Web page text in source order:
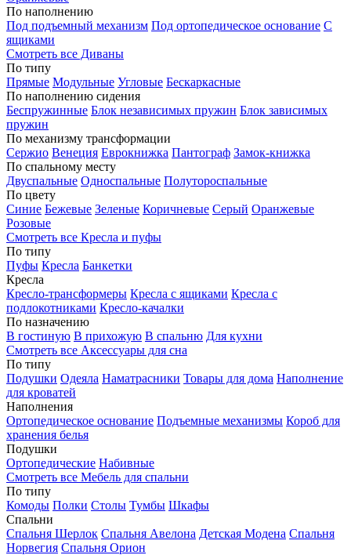
По наполнению
Под подъемный механизм Под ортопедическое основание С
ящиками
Смотреть все Диваны
По типу
Прямые Модульные Угловые Бескаркасные
По наполнению сидения
Беспружинные Блок независимых пружин Блок зависимых
пружин
По механизму трансформации
Сержио Венеция Еврокнижка Пантограф Замок-книжка
По спальному месту
Двуспальные Односпальные Полутороспальные
По цвету
Синие Бежевые Зеленые Коричневые Серый Оранжевые
Розовые
Смотреть все Кресла и пуфы
По типу
Пуфы Кресла Банкетки
Кресла
Кресло-трансформеры Кресла с ящиками Кресла с
подлокотниками Кресло-качалки
По назначению
В гостиную В прихожую В спальню Для кухни
Смотреть все Аксессуары для сна
По типу
Подушки Одеяла Наматрасники Товары для дома Наполнение
для кроватей
Наполнения
Ортопедическое основание Подъемные механизмы Короб для
хранения белья
Подушки
Ортопедические Набивные
Смотреть все Мебель для спальни
По типу
Комоды Полки Столы Тумбы Шкафы
Спальни
Спальня Шерлок Спальня Авелона Детская Модена Спальня
Норвегия Спальня Орион